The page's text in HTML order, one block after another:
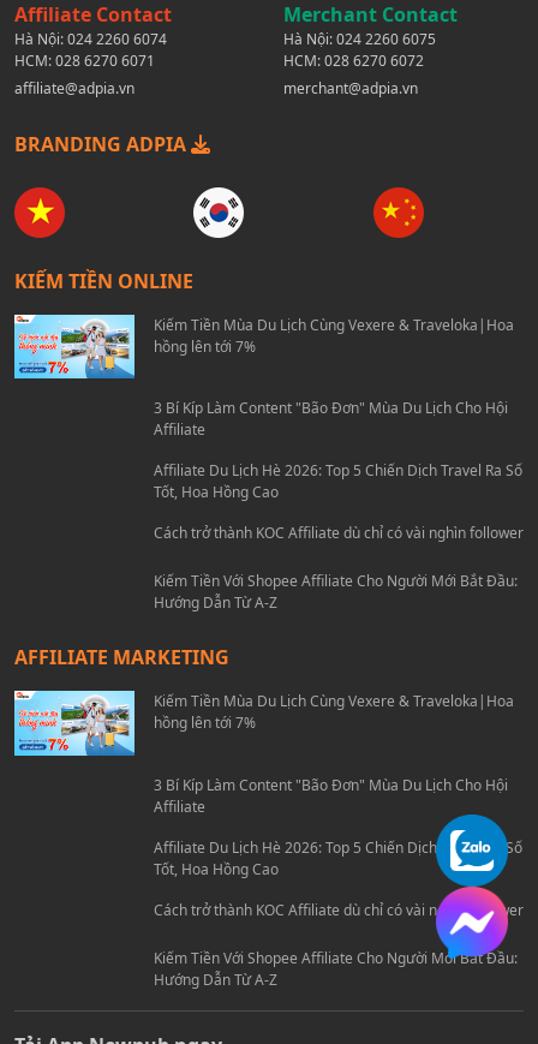
Affiliate Contact
Hà Nội:024 2260 6074
HCM:028 6270 6071
affiliate@adpia.vn
Merchant Contact
Hà Nội:024 2260 6075
HCM:028 6270 6072
merchant@adpia.vn
BRANDING ADPIA
KIẾM TIỀN ONLINE
Kiếm Tiền Mùa Du Lịch Cùng Vexere & Traveloka|Hoa
hồng lên tới 7%
3 Bí Kíp Làm Content "Bão Đơn" Mùa Du Lịch Cho Hội
Affiliate
Tốt, Hoa Hồng Cao
Cách trở thành KOC Affiliate dù chỉ có vài nghìn follower
Hướng Dẫn Từ A-Z
AFFILIATE MARKETING
Kiếm Tiền Mùa Du Lịch Cùng Vexere & Traveloka|Hoa
hồng lên tới 7%
3 Bí Kíp Làm Content "Bão Đơn" Mùa Du Lịch Cho Hội
Affiliate Du Lịch Hè 2026: Top 5 Chiến Dịch Travel Ra Số
Tốt, Hoa Hồng Cao